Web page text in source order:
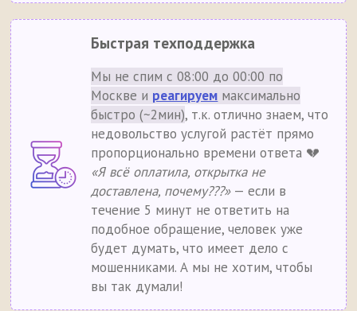
Быстрая техподдержка
Мы не спим с 08:00 до 00:00 по
Москве и реагируем максимально
быстро (~2мин), т.к. отлично знаем, что
недовольство услугой растёт прямо
пропорционально времени ответа 💔
«Я всё оплатила, открытка не
доставлена, почему???»— если в
течение 5 минут не ответить на
подобное обращение, человек уже
будет думать, что имеет дело с
мошенниками. А мы не хотим, чтобы
вы так думали!